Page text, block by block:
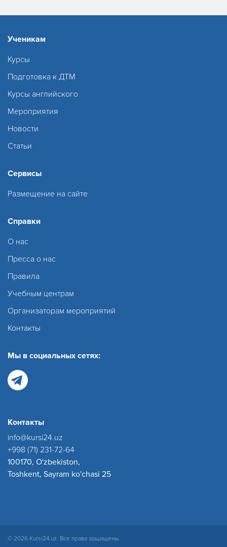
Ученикам
Курсы
Подготовка к ДТМ
Курсы английского
Мероприятия
Новости
Статьи
Сервисы
Размещение на сайте
Справки
О нас
Пресса о нас
Правила
Учебным центрам
Организаторам мероприятий
Контакты
Мы в социальных сетях:
Контакты
info@kursi24.uz
+998 (71) 231-72-64
100170, O'zbekiston,
Toshkent, Sayram ko'chasi 25
© 2026 Kursi24.uz. Все права защищены.